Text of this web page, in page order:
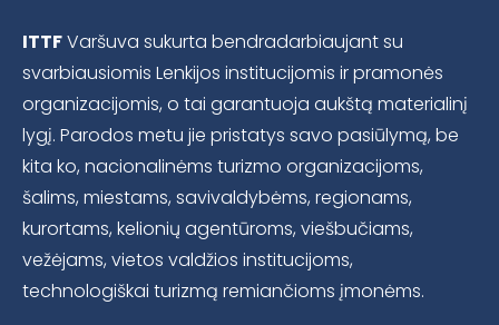
ITTFVaršuva sukurta bendradarbiaujant su
svarbiausiomis Lenkijos institucijomis ir pramonės
organizacijomis, o tai garantuoja aukštą materialinį
lygį. Parodos metu jie pristatys savo pasiūlymą, be
kita ko, nacionalinėms turizmo organizacijoms,
šalims, miestams, savivaldybėms, regionams,
kurortams, kelionių agentūroms, viešbučiams,
vežėjams, vietos valdžios institucijoms,
technologiškai turizmą remiančioms įmonėms.